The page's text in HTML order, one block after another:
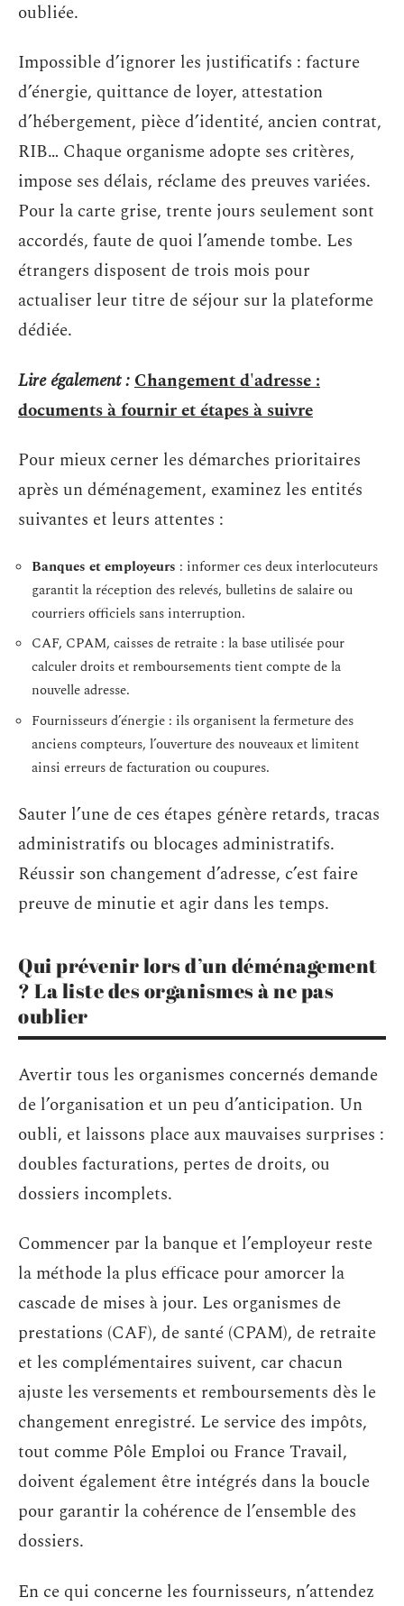
oubliée.
Impossible d’ignorer les justificatifs : facture
d’énergie, quittance de loyer, attestation
d’hébergement, pièce d’identité, ancien contrat,
RIB… Chaque organisme adopte ses critères,
impose ses délais, réclame des preuves variées.
Pour la carte grise, trente jours seulement sont
accordés, faute de quoi l’amende tombe. Les
étrangers disposent de trois mois pour
actualiser leur titre de séjour sur la plateforme
dédiée.
Lire également :Changement d'adresse :
documents à fournir et étapes à suivre
Pour mieux cerner les démarches prioritaires
après un déménagement, examinez les entités
suivantes et leurs attentes :
Banques et employeurs : informer ces deux interlocuteurs
garantit la réception des relevés, bulletins de salaire ou
courriers officiels sans interruption.
CAF, CPAM, caisses de retraite : la base utilisée pour
calculer droits et remboursements tient compte de la
nouvelle adresse.
Fournisseurs d’énergie : ils organisent la fermeture des
anciens compteurs, l’ouverture des nouveaux et limitent
ainsi erreurs de facturation ou coupures.
Sauter l’une de ces étapes génère retards, tracas
administratifs ou blocages administratifs.
Réussir son changement d’adresse, c’est faire
preuve de minutie et agir dans les temps.
Qui prévenir lors d’un déménagement
? La liste des organismes à ne pas
oublier
Avertir tous les organismes concernés demande
de l’organisation et un peu d’anticipation. Un
oubli, et laissons place aux mauvaises surprises :
doubles facturations, pertes de droits, ou
dossiers incomplets.
Commencer par la banque et l’employeur reste
la méthode la plus efficace pour amorcer la
cascade de mises à jour. Les organismes de
prestations (CAF), de santé (CPAM), de retraite
et les complémentaires suivent, car chacun
ajuste les versements et remboursements dès le
changement enregistré. Le service des impôts,
tout comme Pôle Emploi ou France Travail,
doivent également être intégrés dans la boucle
pour garantir la cohérence de l’ensemble des
dossiers.
En ce qui concerne les fournisseurs, n’attendez